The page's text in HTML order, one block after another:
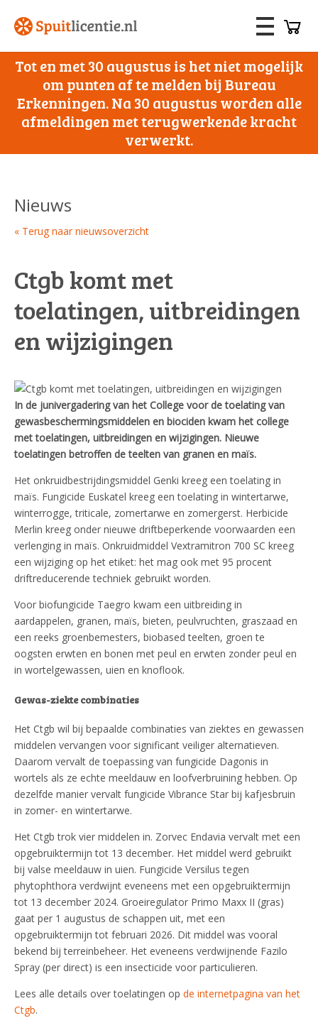
Tot en met 30 augustus is het niet mogelijk
om punten af te melden bij Bureau
Erkenningen. Na 30 augustus worden alle
afmeldingen met terugwerkende kracht
verwerkt.
Nieuws
« Terug naar nieuwsoverzicht
Ctgb komt met
toelatingen, uitbreidingen
en wijzigingen
In de junivergadering van het College voor de toelating van
gewasbeschermingsmiddelen en biociden kwam het college
met toelatingen, uitbreidingen en wijzigingen. Nieuwe
toelatingen betroffen de teelten van granen en maïs.
Het onkruidbestrijdingsmiddel Genki kreeg een toelating in
maïs. Fungicide Euskatel kreeg een toelating in wintertarwe,
winterrogge, triticale, zomertarwe en zomergerst. Herbicide
Merlin kreeg onder nieuwe driftbeperkende voorwaarden een
verlenging in maïs. Onkruidmiddel Vextramitron 700 SC kreeg
een wijziging op het etiket: het mag ook met 95 procent
driftreducerende techniek gebruikt worden.
Voor biofungicide Taegro kwam een uitbreiding in
aardappelen, granen, maïs, bieten, peulvruchten, graszaad en
een reeks groenbemesters, biobased teelten, groen te
oogsten erwten en bonen met peul en erwten zonder peul en
in wortelgewassen, uien en knoflook.
Gewas-ziekte combinaties
Het Ctgb wil bij bepaalde combinaties van ziektes en gewassen
middelen vervangen voor significant veiliger alternatieven.
Daarom vervalt de toepassing van fungicide Dagonis in
wortels als ze echte meeldauw en loofverbruining hebben. Op
dezelfde manier vervalt fungicide Vibrance Star bij kafjesbruin
in zomer- en wintertarwe.
Het Ctgb trok vier middelen in. Zorvec Endavia vervalt met een
opgebruiktermijn tot 13 december. Het middel werd gebruikt
bij valse meeldauw in uien. Fungicide Versilus tegen
phytophthora verdwijnt eveneens met een opgebruiktermijn
tot 13 december 2024. Groeiregulator Primo Maxx II (gras)
gaat per 1 augustus de schappen uit, met een
opgebruiktermijn tot februari 2026. Dit middel was vooral
bekend bij terreinbeheer. Het eveneens verdwijnende Fazilo
Spray (per direct) is een insecticide voor particulieren.
Lees alle details over toelatingen op de internetpagina van het
Ctgb.